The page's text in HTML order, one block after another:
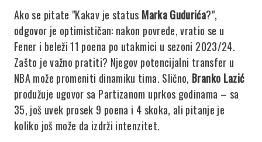
Ako se pitate "Kakav je status Marka Gudurića?",
odgovor je optimističan: nakon povrede, vratio se u
Fener i beleži 11 poena po utakmici u sezoni 2023/24.
Zašto je važno pratiti? Njegov potencijalni transfer u
NBA može promeniti dinamiku tima. Slično, Branko Lazić
produžuje ugovor sa Partizanom uprkos godinama – sa
35, još uvek prosek 9 poena i 4 skoka, ali pitanje je
koliko još može da izdrži intenzitet.